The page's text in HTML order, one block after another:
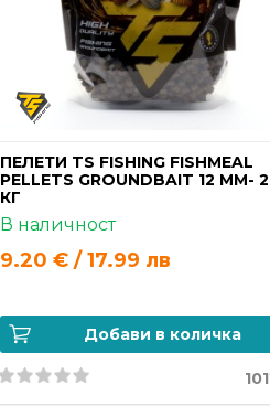
ПЕЛЕТИ TS FISHING FISHMEAL
PELLETS GROUNDBAIT 12 MM-
КГ
В наличност
9.20 € / 17.99 лв
Добави в количка